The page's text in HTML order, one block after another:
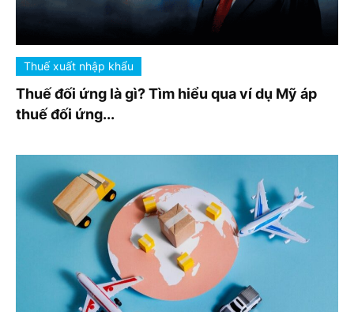
Thuế xuất nhập khẩu
Thuế đối ứng là gì? Tìm hiểu qua ví dụ Mỹ áp
thuế đối ứng...